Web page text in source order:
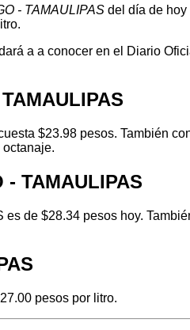
- TAMAULIPAS del día de hoy
a a conocer en el Diario
$23.98 pesos. También
TAMAULIPAS
de $28.34 pesos hoy.
pesos por litro.